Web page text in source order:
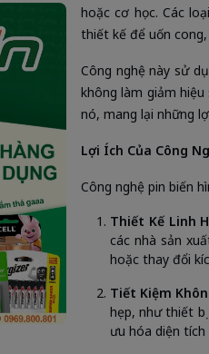
hoặc cơ học. Các
thiết kế để uốn
Công nghệ này sử
không làm giảm
nó, mang lại những
Lợi Ích Của Công
Công nghệ pin biến
Thiết Kế Linh
các nhà sản
hoặc thay đổi
Tiết Kiệm
hẹp, như thiết
ưu hóa diện